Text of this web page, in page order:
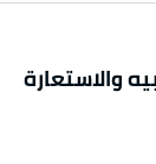
والاستعارة